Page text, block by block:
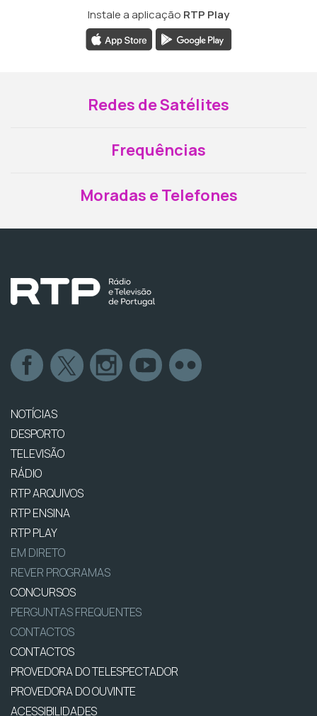
Instale a aplicação RTP Play
Redes de Satélites
Frequências
Moradas e Telefones
NOTÍCIAS
DESPORTO
TELEVISÃO
RÁDIO
RTP ARQUIVOS
RTP ENSINA
RTP PLAY
EM DIRETO
REVER PROGRAMAS
CONCURSOS
PERGUNTAS FREQUENTES
CONTACTOS
CONTACTOS
PROVEDORA DO TELESPECTADOR
PROVEDORA DO OUVINTE
ACESSIBILIDADES